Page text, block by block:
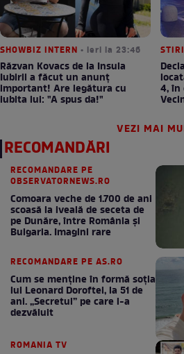
SHOWBIZ INTERN • ieri la 23:46
Răzvan Kovacs de la Insula
Iubirii a făcut un anunț
important! Are legătura cu
iubita lui: "A spus da!"
4, în
VEZI MAI
RECOMANDĂRI
RECOMANDARE PE
OBSERVATORNEWS.RO
Comoara veche de 1.700 de ani
scoasă la iveală de seceta de
pe Dunăre, între România şi
Bulgaria. Imagini rare
RECOMANDARE PE AS.RO
Cum se menţine în formă soţia
lui Leonard Doroftei, la 51 de
ani. „Secretul” pe care l-a
dezvăluit
ROMANIA TV